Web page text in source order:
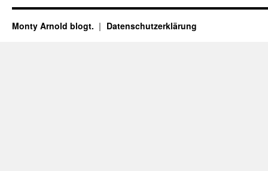
Monty Arnold blogt. Datenschutz­erklärung